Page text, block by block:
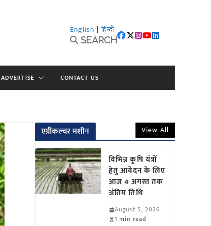
English | हिन्दी
Search
ADVERTISE CONTACT US
एग्रीकल्चर मशीन View All
विभिन्न कृषि यंत्रों
हेतु आवेदन के लिए
आज 4 अगस्त तक
अंतिम तिथि
August 5, 2026
1 min read